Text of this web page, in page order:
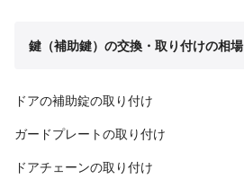
鍵（補助鍵）の交換・取り付けの相場
ドアの補助錠の取り付け
ガードプレートの取り付け
ドアチェーンの取り付け